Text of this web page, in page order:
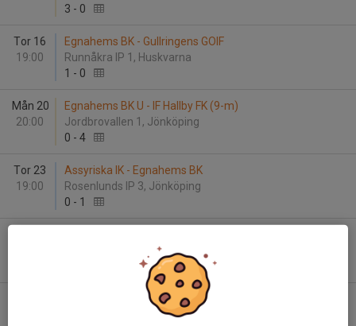
3 - 0
Tor 16
19:00
Egnahems BK - Gullringens GOIF
Runnåkra IP 1, Huskvarna
1 - 0
Mån 20
20:00
Egnahems BK U - IF Hallby FK (9-m)
Jordbrovallen 1, Jönköping
0 - 4
Tor 23
19:00
Assyriska IK - Egnahems BK
Rosenlunds IP 3, Jönköping
0 - 1
Furulids IP 1, Aneby
Egnahems BK - Ölmstads IS
Runnåkra IP 1, Huskvarna